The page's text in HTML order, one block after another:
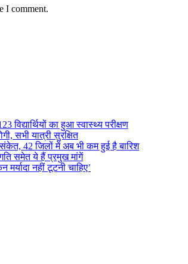
I comment.
विद्यार्थियों का हुआ स्वास्थ्य परीक्षण
सभी यात्री सुरक्षित
42 जिलों में अब भी कम हुई है बारिश
समेत ये हैं प्रमुख मांगें
नहीं टूटनी चाहिए’